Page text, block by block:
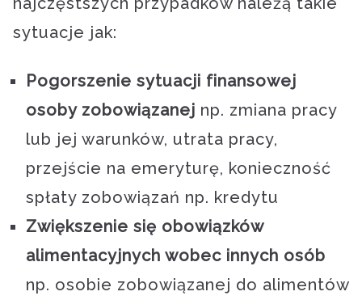
sytuacje jak:
Pogorszenie sytuacji finansowej
osoby zobowiązanej np. zmiana pracy
lub jej warunków, utrata pracy,
przejście na emeryturę, konieczność
spłaty zobowiązań np. kredytu
Zwiększenie się obowiązków
alimentacyjnych wobec innych osób
np. osobie zobowiązanej do alimentów